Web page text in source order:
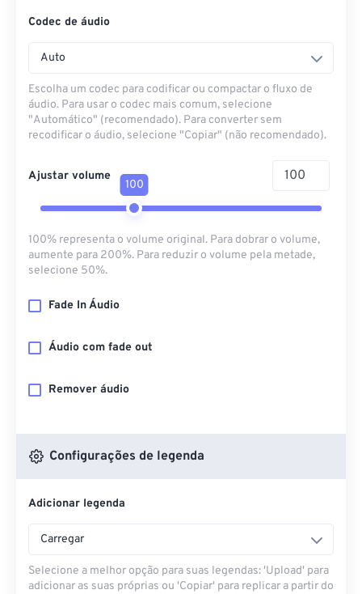
Codec de áudio
Auto
Escolha um codec para codificar ou compactar o fluxo de
áudio. Para usar o codec mais comum, selecione
"Automático" (recomendado). Para converter sem
recodificar o áudio, selecione "Copiar" (não recomendado).
Ajustar volume
100
100% representa o volume original. Para dobrar o volume,
aumente para 200%. Para reduzir o volume pela metade,
selecione 50%.
Fade In Áudio
Áudio com fade out
Remover áudio
Configurações de legenda
Adicionar legenda
Carregar
Selecione a melhor opção para suas legendas: 'Upload' para
adicionar as suas próprias ou 'Copiar' para replicar a partir do